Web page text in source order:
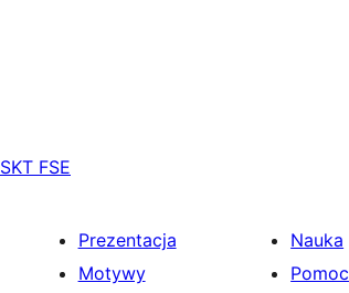
SKT FSE
Prezentacja
Motywy
Nauka
Pomoc